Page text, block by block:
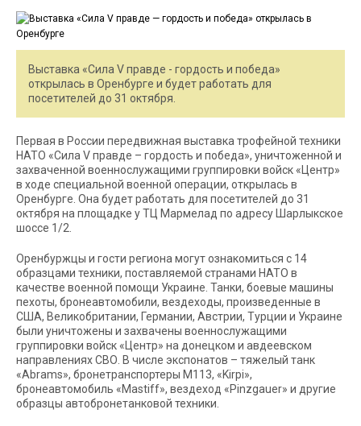
Выставка «Сила V правде - гордость и победа»
открылась в Оренбурге и будет работать для
посетителей до 31 октября.
Первая в России передвижная выставка трофейной техники
НАТО «Сила V правде – гордость и победа», уничтоженной и
захваченной военнослужащими группировки войск «Центр»
в ходе специальной военной операции, открылась в
Оренбурге. Она будет работать для посетителей до 31
октября на площадке у ТЦ Мармелад по адресу Шарлыкское
шоссе 1/2.
Оренбуржцы и гости региона могут ознакомиться с 14
образцами техники, поставляемой странами НАТО в
качестве военной помощи Украине. Танки, боевые машины
пехоты, бронеавтомобили, вездеходы, произведенные в
США, Великобритании, Германии, Австрии, Турции и Украине
были уничтожены и захвачены военнослужащими
группировки войск «Центр» на донецком и авдеевском
направлениях СВО. В числе экспонатов – тяжелый танк
«Abrams», бронетранспортеры М113, «Kirpi»,
бронеавтомобиль «Mastiff», вездеход «Pinzgauer» и другие
образцы автобронетанковой техники.